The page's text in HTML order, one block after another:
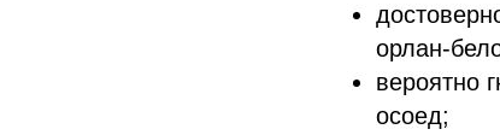
орлан-
вероятно
осоед;